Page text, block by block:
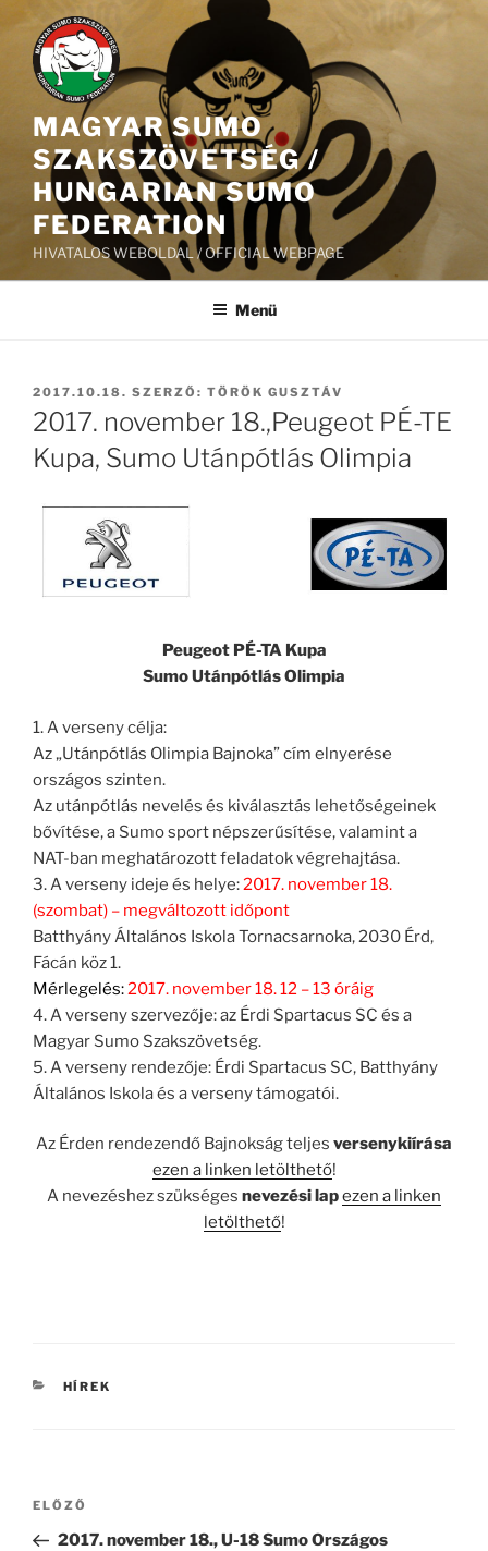
Tartalomhoz
MAGYAR SUMO
SZAKSZÖVETSÉG /
HUNGARIAN SUMO
FEDERATION
HIVATALOS WEBOLDAL / OFFICIAL WEBPAGE
Menü
BEKÜLDVE:
2017.10.18. SZERZŐ: TÖRÖK GUSZTÁV
2017. november 18.,Peugeot PÉ-TE
Kupa, Sumo Utánpótlás Olimpia
Peugeot PÉ-TA Kupa
Sumo Utánpótlás Olimpia
1. A verseny célja:
Az „Utánpótlás Olimpia Bajnoka” cím elnyerése
országos szinten.
Az utánpótlás nevelés és kiválasztás lehetőségeinek
bővítése, a Sumo sport népszerűsítése, valamint a
NAT-ban meghatározott feladatok végrehajtása.
3. A verseny ideje és helye: 2017. november 18.
(szombat) – megváltozott időpont
Batthyány Általános Iskola Tornacsarnoka, 2030 Érd,
Fácán köz 1.
Mérlegelés: 2017. november 18. 12 – 13 óráig
4. A verseny szervezője: az Érdi Spartacus SC és a
Magyar Sumo Szakszövetség.
5. A verseny rendezője: Érdi Spartacus SC, Batthyány
Általános Iskola és a verseny támogatói.
Az Érden rendezendő Bajnokság teljes versenykiírása
ezen a linken letölthető!
A nevezéshez szükséges nevezési lapezen a linken
letölthető!
KATEGÓRIÁK
HÍREK
Bejegyzés
Korábbi
bejegyzés
ELŐZŐ
2017. november 18., U-18 Sumo Országos